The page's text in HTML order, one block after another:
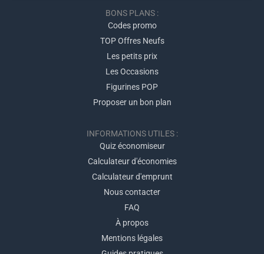
BONS PLANS :
Codes promo
TOP Offres Neufs
Les petits prix
Les Occasions
Figurines POP
Proposer un bon plan
INFORMATIONS UTILES :
Quiz économiseur
Calculateur d'économies
Calculateur d'emprunt
Nous contacter
FAQ
À propos
Mentions légales